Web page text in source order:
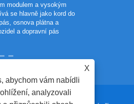
modulem a vysokým
se hlavně jako kord do
osnova plátna a
a dopravní pás
X
abychom vám nabídli
analyzovali